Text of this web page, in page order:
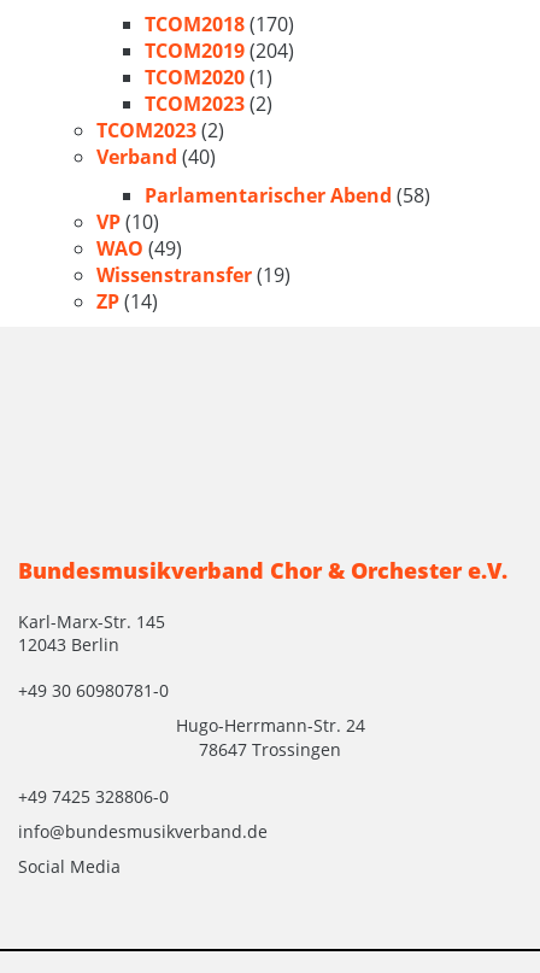
TCOM2018(170)
TCOM2019(204)
TCOM2020(1)
TCOM2023(2)
TCOM2023(2)
Verband (40)
Parlamentarischer Abend (58)
VP(10)
WAO (49)
Wissenstransfer(19)
ZP(14)
Bundesmusikverband Chor & Orchester e.V.
Karl-Marx-Str. 145
12043 Berlin
+49 30 60980781-0
Hugo-Herrmann-Str. 24
78647 Trossingen
+49 7425 328806-0
info@bundesmusikverband.de
Social Media